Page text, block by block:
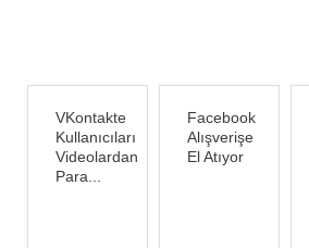
VKontakte
Kullanıcıları
Videolardan
Para...
Facebook
Alışverişe
El Atıyor